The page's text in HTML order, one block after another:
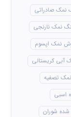
نمک صادراتی
نمک نارنجی
نمک اپسوم
آبی کریستالی
نمک تصفیه
اسبی
شوران